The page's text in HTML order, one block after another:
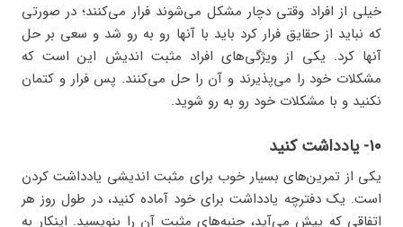
خیلی از افراد وقتی دچار مشکل می‌شوند فرار می‌کنند؛ در صورتی
که نباید از حقایق فرار کرد باید با آنها رو به رو شد و سعی بر حل
آنها کرد. یکی از ویژگی‌های افراد مثبت اندیش این است که
مشکلات خود را می‌پذیرند و آن را حل می‌کنند. پس فرار و کتمان
نکنید و با مشکلات خود رو به رو شوید.
۱۰- یادداشت کنید
یکی از تمرین‌های بسیار خوب برای مثبت اندیشی یادداشت کردن
است. یک دفترچه یادداشت برای خود آماده کنید، در طول روز هر
اتفاقی که پیش می‌آید، جنبه‌های مثبت آن را بنویسید. اینکار به